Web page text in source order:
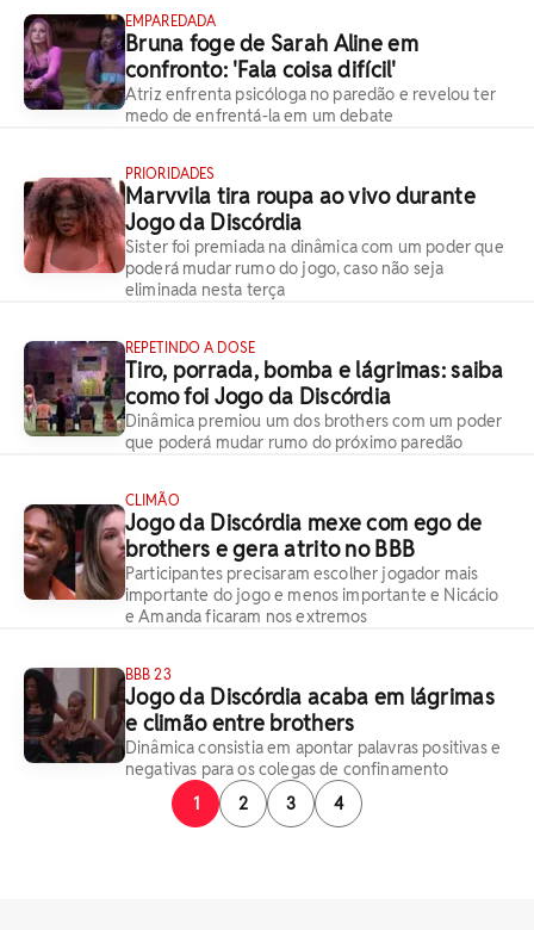
EMPAREDADA
Bruna foge de Sarah Aline em
confronto: 'Fala coisa difícil'
Atriz enfrenta psicóloga no paredão e revelou ter
medo de enfrentá-la em um debate
PRIORIDADES
Marvvila tira roupa ao vivo durante
Jogo da Discórdia
Sister foi premiada na dinâmica com um poder que
poderá mudar rumo do jogo, caso não seja
eliminada nesta terça
REPETINDO A DOSE
Tiro, porrada, bomba e lágrimas: saiba
como foi Jogo da Discórdia
Dinâmica premiou um dos brothers com um poder
que poderá mudar rumo do próximo paredão
CLIMÃO
Jogo da Discórdia mexe com ego de
brothers e gera atrito no BBB
Participantes precisaram escolher jogador mais
importante do jogo e menos importante e Nicácio
e Amanda ficaram nos extremos
BBB 23
Jogo da Discórdia acaba em lágrimas
e climão entre brothers
Dinâmica consistia em apontar palavras positivas e
negativas para os colegas de confinamento
1
2 3 4